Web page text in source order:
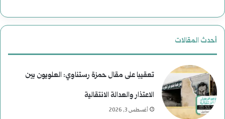
أحدث المقالات
تعقيبا على مقال حمزة رستناوي: العلويون بين
الاعتذار والعدالة الانتقالية
أغسطس 3, 2026